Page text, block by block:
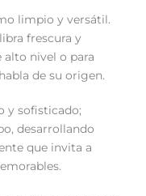
limpio y versátil.
frescura y
alto nivel o para
de su origen.
y sofisticado;
desarrollando
que invita a